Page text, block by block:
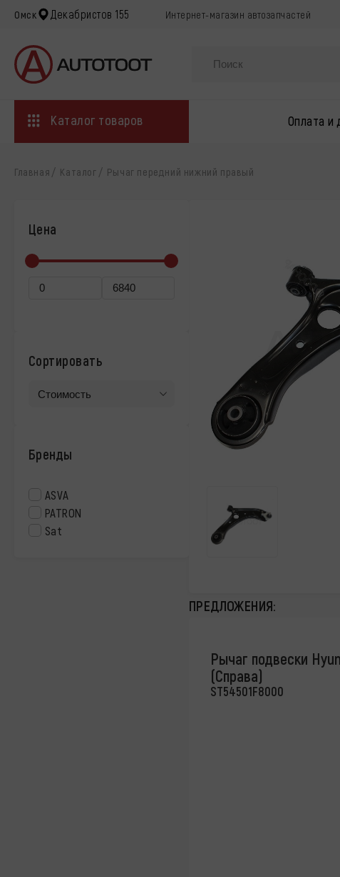
Омск Декабристов 155 Интернет-магазин автозапчастей
Каталог товаров Оплата и
Главная Каталог Рычаг передний нижний правый
Цена
Сортировать
Бренды
ASVA
PATRON
Sat
ПРЕДЛОЖЕНИЯ:
Рычаг подвески
(Справа)
ST54501F8000